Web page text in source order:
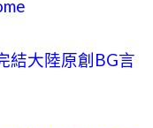
結大陸原創BG言